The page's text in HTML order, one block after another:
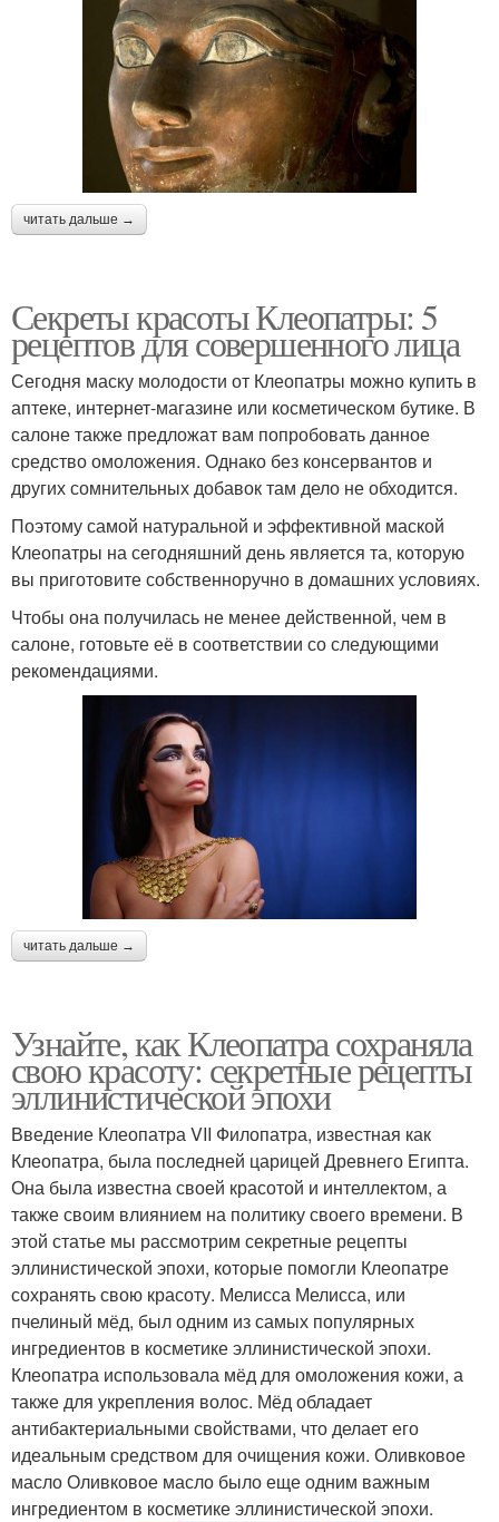
читать дальше →
Секреты красоты Клеопатры: 5
рецептов для совершенного лица
Сегодня маску молодости от Клеопатры можно купить в
аптеке, интернет-магазине или косметическом бутике. В
салоне также предложат вам попробовать данное
средство омоложения. Однако без консервантов и
других сомнительных добавок там дело не обходится.
Поэтому самой натуральной и эффективной маской
Клеопатры на сегодняшний день является та, которую
вы приготовите собственноручно в домашних условиях.
Чтобы она получилась не менее действенной, чем в
салоне, готовьте её в соответствии со следующими
рекомендациями.
читать дальше →
Узнайте, как Клеопатра сохраняла
свою красоту: секретные рецепты
эллинистической эпохи
Введение Клеопатра VII Филопатра, известная как
Клеопатра, была последней царицей Древнего Египта.
Она была известна своей красотой и интеллектом, а
также своим влиянием на политику своего времени. В
этой статье мы рассмотрим секретные рецепты
эллинистической эпохи, которые помогли Клеопатре
сохранять свою красоту. Мелисса Мелисса, или
пчелиный мёд, был одним из самых популярных
ингредиентов в косметике эллинистической эпохи.
Клеопатра использовала мёд для омоложения кожи, а
также для укрепления волос. Мёд обладает
антибактериальными свойствами, что делает его
идеальным средством для очищения кожи. Оливковое
масло Оливковое масло было еще одним важным
ингредиентом в косметике эллинистической эпохи.